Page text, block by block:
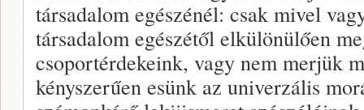
társadalom egészénél: csak mivel
társadalom egészétől elkülönülően
csoportérdekeink, vagy nem merjük
kényszerűen esünk az univerzális